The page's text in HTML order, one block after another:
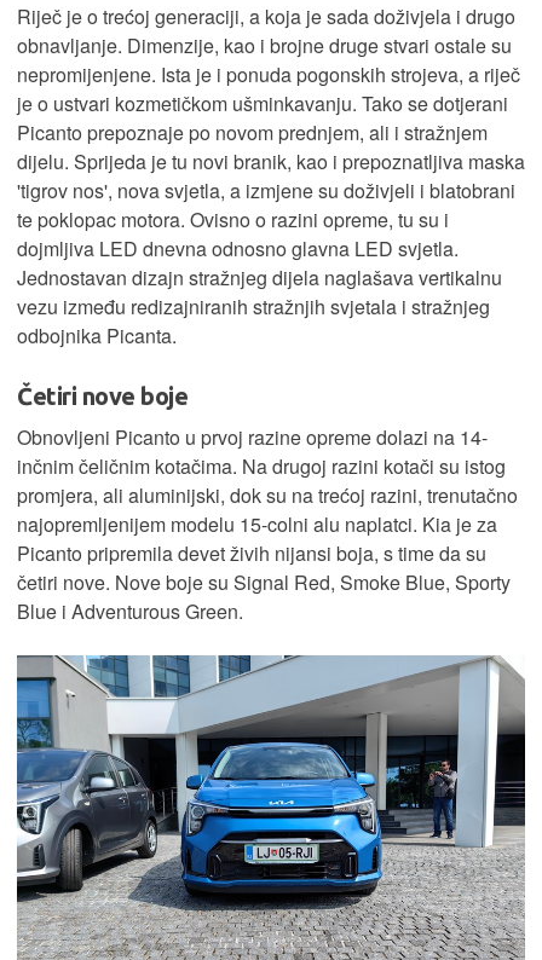
Riječ je o trećoj generaciji, a koja je sada doživjela i drugo
obnavljanje. Dimenzije, kao i brojne druge stvari ostale su
nepromijenjene. Ista je i ponuda pogonskih strojeva, a riječ
je o ustvari kozmetičkom ušminkavanju. Tako se dotjerani
Picanto prepoznaje po novom prednjem, ali i stražnjem
dijelu. Sprijeda je tu novi branik, kao i prepoznatljiva maska
'tigrov nos', nova svjetla, a izmjene su doživjeli i blatobrani
te poklopac motora. Ovisno o razini opreme, tu su i
dojmljiva LED dnevna odnosno glavna LED svjetla.
Jednostavan dizajn stražnjeg dijela naglašava vertikalnu
vezu između redizajniranih stražnjih svjetala i stražnjeg
odbojnika Picanta.
Četiri nove boje
Obnovljeni Picanto u prvoj razine opreme dolazi na 14-
inčnim čeličnim kotačima. Na drugoj razini kotači su istog
promjera, ali aluminijski, dok su na trećoj razini, trenutačno
najopremljenijem modelu 15-colni alu naplatci. Kia je za
Picanto pripremila devet živih nijansi boja, s time da su
četiri nove. Nove boje su Signal Red, Smoke Blue, Sporty
Blue i Adventurous Green.